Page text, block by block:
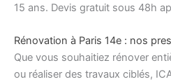
15 ans. Devis gratuit sous 48h
Rénovation à Paris 14e : nos
Que vous souhaitiez rénover
ou réaliser des travaux ciblés,